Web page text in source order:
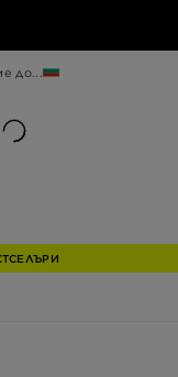
до...